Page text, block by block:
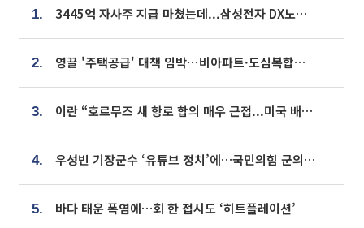
1. 3445억 자사주 지급 마쳤는데...삼성전자 DX노조, 뒤늦은 '떼쓰기 집회'
2. 영끌 '주택공급' 대책 임박⋯비아파트·도심복합까지 총동원
3. 이란 “호르무즈 새 항로 합의 매우 근접...미국 배상 먼저”
4. 우성빈 기장군수 ‘유튜브 정치’에…국민의힘 군의원들 집단 반발
5. 바다 태운 폭염에…회 한 접시도 ‘히트플레이션’